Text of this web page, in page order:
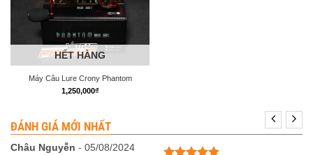
HẾT HÀNG
Máy Câu Lure Crony Phantom
1,250,000₫
ĐÁNH GIÁ MỚI NHẤT
Châu Nguyễn - 05/08/2024